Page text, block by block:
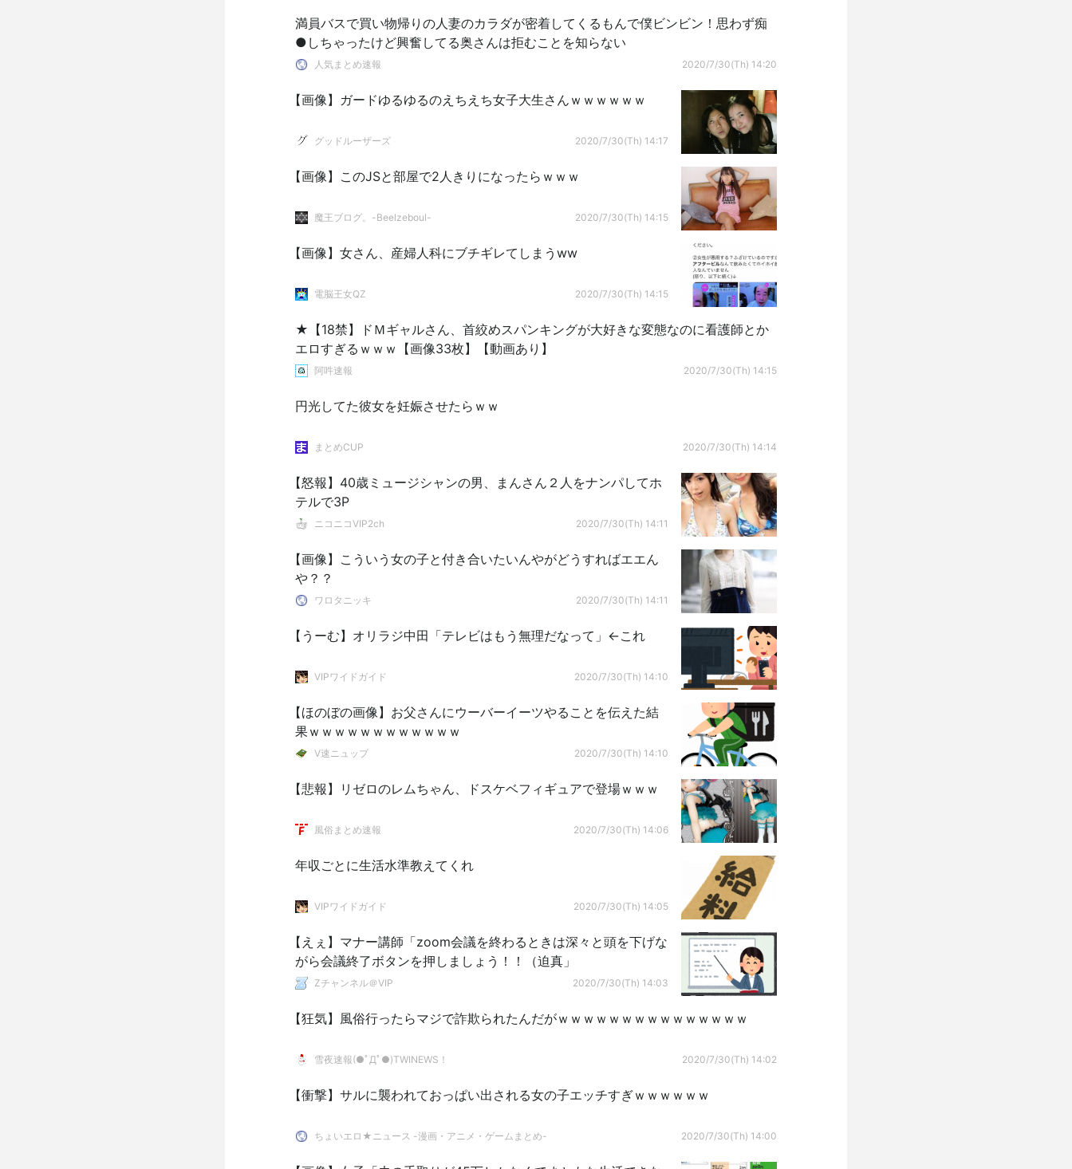
満員バスで買い物帰りの人妻のカラダが密着してくるもんで僕ビンビン！思わず痴
●しちゃったけど興奮してる奥さんは拒むことを知らない
人気まとめ速報 2020/7/30(Th) 14:20
【画像】ガードゆるゆるのえちえち女子大生さんｗｗｗｗｗｗ
グッドルーザーズ 2020/7/30(Th) 14:17
【画像】このJSと部屋で2人きりになったらｗｗｗ
魔王ブログ。-Beelzeboul- 2020/7/30(Th) 14:15
【画像】女さん、産婦人科にブチギレてしまうww
電脳王女QZ 2020/7/30(Th) 14:15
★【18禁】ドＭギャルさん、首絞めスパンキングが大好きな変態なのに看護師とか
エロすぎるｗｗｗ【画像33枚】【動画あり】
阿吽速報 2020/7/30(Th) 14:15
円光してた彼女を妊娠させたらｗｗ
まとめCUP 2020/7/30(Th) 14:14
【怒報】40歳ミュージシャンの男、まんさん２人をナンパしてホ
テルで3P
ニコニコVIP2ch 2020/7/30(Th) 14:11
【画像】こういう女の子と付き合いたいんやがどうすればエエん
や？？
ワロタニッキ 2020/7/30(Th) 14:11
【うーむ】オリラジ中田「テレビはもう無理だなって」←これ
VIPワイドガイド 2020/7/30(Th) 14:10
【ほのぼの画像】お父さんにウーバーイーツやることを伝えた結
果ｗｗｗｗｗｗｗｗｗｗｗｗ
V速ニュップ 2020/7/30(Th) 14:10
【悲報】リゼロのレムちゃん、ドスケベフィギュアで登場ｗｗｗ
風俗まとめ速報 2020/7/30(Th) 14:06
年収ごとに生活水準教えてくれ
VIPワイドガイド 2020/7/30(Th) 14:05
【えぇ】マナー講師「zoom会議を終わるときは深々と頭を下げな
がら会議終了ボタンを押しましょう！！（迫真」
Zチャンネル＠VIP 2020/7/30(Th) 14:03
【狂気】風俗行ったらマジで詐欺られたんだがｗｗｗｗｗｗｗｗｗｗｗｗｗｗｗ
雪夜速報(●ﾟДﾟ●)TWINEWS！ 2020/7/30(Th) 14:02
【衝撃】サルに襲われておっぱい出される女の子エッチすぎｗｗｗｗｗｗ
ちょいエロ★ニュース -漫画・アニメ・ゲームまとめ- 2020/7/30(Th) 14:00